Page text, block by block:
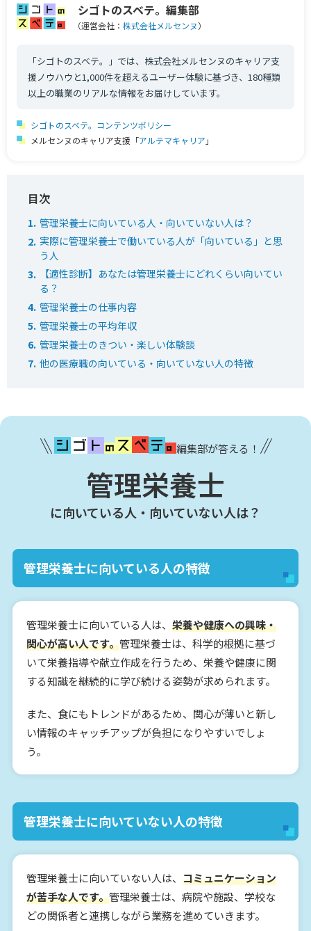
シゴトのスベテ。編集部
（運営会社： 株式会社メルセンヌ）
「シゴトのスベテ。」では、株式会社メルセンヌのキャリア支
援ノウハウと1,000件を超えるユーザー体験に基づき、180種類
以上の職業のリアルな情報をお届けしています。
シゴトのスベテ。コンテンツポリシー
メルセンヌのキャリア支援「アルテマキャリア 」
管理栄養士に向いている人・向いていない人は？
実際に管理栄養士で働いている人が「向いている」と思
う人
【適性診断】あなたは管理栄養士にどれくらい向いてい
る？
管理栄養士の仕事内容
管理栄養士の平均年収
管理栄養士のきつい・楽しい体験談
他の医療職の向いている・向いていない人の特徴
編集部が答える！
管理栄養士
に向いている人・向いていない人は？
管理栄養士に向いている人の特徴
管理栄養士に向いている人は、 栄養や健康への興味・
関心が高い人です。管理栄養士は、科学的根拠に基づ
いて栄養指導や献立作成を行うため、栄養や健康に関
する知識を継続的に学び続ける姿勢が求められます。
また、食にもトレンドがあるため、関心が薄いと新し
い情報のキャッチアップが負担になりやすいでしょ
う。
管理栄養士に向いていない人の特徴
管理栄養士に向いていない人は、 コミュニケーション
が苦手な人です。管理栄養士は、病院や施設、学校な
どの関係者と連携しながら業務を進めていきます。